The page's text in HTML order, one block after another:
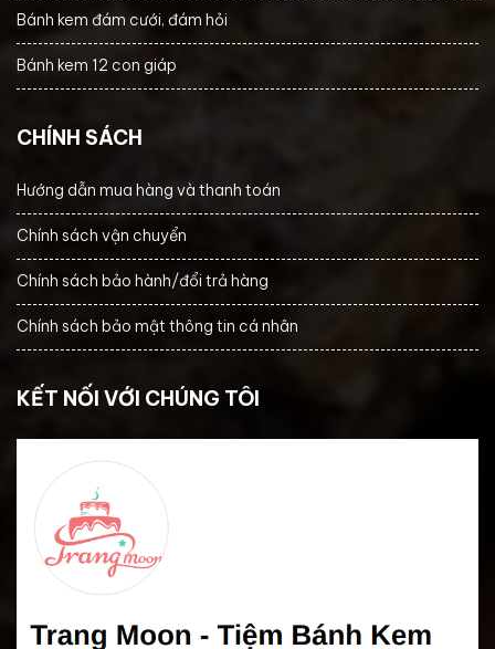
Bánh kem đám cưới, đám hỏi
Bánh kem 12 con giáp
CHÍNH SÁCH
Hướng dẫn mua hàng và thanh toán
Chính sách vận chuyển
Chính sách bảo hành/đổi trả hàng
Chính sách bảo mật thông tin cá nhân
KẾT NỐI VỚI CHÚNG TÔI